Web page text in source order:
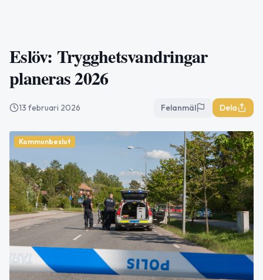
Eslöv: Trygghetsvandringar
planeras 2026
13 februari 2026 Felanmäl Dela
Kommunbeslut